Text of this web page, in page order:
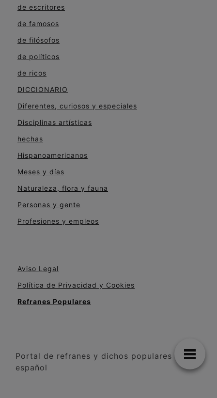
de escritores
de famosos
de filósofos
de políticos
de ricos
DICCIONARIO
Diferentes, curiosos y especiales
Disciplinas artísticas
hechas
Hispanoamericanos
Meses y días
Naturaleza, flora y fauna
Personas y gente
Profesiones y empleos
Aviso Legal
Política de Privacidad y Cookies
Refranes Populares
Portal de refranes y dichos populares en
español